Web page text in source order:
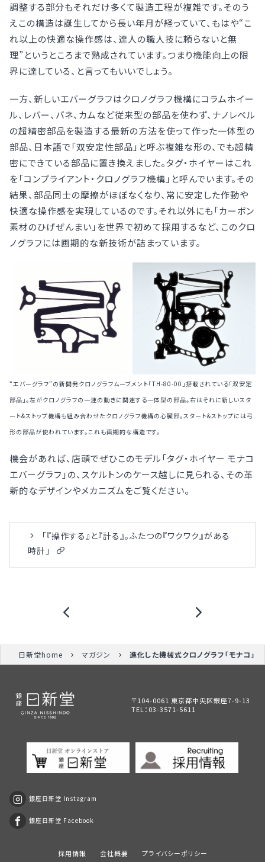
調整する部分もそれだけ多くて製造工程が複雑です。そのう
えこの構造は誕生してから長い年月が経っていて、もはや“こ
れ以上の快適な操作感は、達人の職人技に頼らないと無
理”というところまで熟成されています。つまり機能向上の限
界に達している、と言ってもいいでしょう。
一方、新しいエバーグラフはクロノグラフ機構にコラムホイー
ル、レバー、バネ、カムなど従来型の部品を使わず、ナノレベル
の超精密部品を製造する最新の方法を使って作った一体型の
部品、日本語で「双安定性部品」と呼ぶ複雑な形の、でも超精
密にできている部品に置き換えました。タグ・ホイヤーはこれ
を「コンプライアント・クロノグラフ機構」と呼んでいます。その
結果、部品同士の摩擦がほぼなくなり、常に安定した作動や
快適な操作感を実現しているのです。それ以外にも「カーボン
素材のひげぜんまい」を世界で初めて採用するなど、このクロ
ノグラフには画期的な新技術が詰まっています。
“エバーグラフ”の新開発クロノグラフムーブメント「TH-80-00」搭載されている「双安定
部品」。左がクロノグラフの一連の動きに関連する一体型の部品。右はそれに新しいスタ
ート&ストップ機構も組み合わせたクロノグラフ機構の心臓部。スタート&ストップには弓
形の部品が使われています。これも画期的な構造です。
機会があれば、店頭でぜひこのモデル「タグ・ホイヤー モナコ
エバーグラフ」の、スケルトンのケース越しに見られる、その革
新的なデザインやメカニズムをご覧ください。
「『操作する』と『計る』。ふたつの『ワクワク』がある
時計」
日新堂home マガジン 進化した機械式クロノグラフ「モナコ」
〒104-0061 東京都中央区銀座7-9-13
TEL： 03-3571-5611
銀座日新堂 Instagram
銀座日新堂 Facebook
採用情報 会社概要
プライバシーポリシー